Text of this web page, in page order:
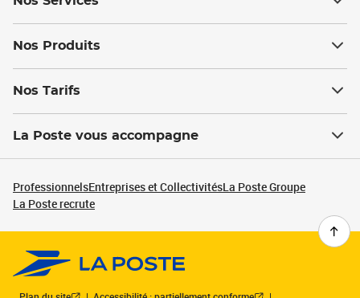
Nos Produits
Nos Tarifs
La Poste vous accompagne
ProfessionnelsEntreprises et CollectivitésLa Poste Groupe
La Poste recrute